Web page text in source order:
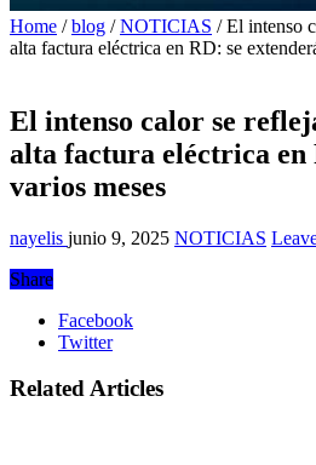
Home / blog / NOTICIAS / El intenso
alta factura eléctrica en RD: se
El intenso calor se
alta factura eléctrica en
varios meses
nayelis junio 9, 2025 NOTICIAS
Share
Facebook
Twitter
Related Articles